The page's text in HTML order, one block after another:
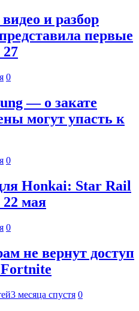
и разбор
первые
0
— о закате
могут упасть к
0
Honkai: Star Rail
мая
0
не вернут доступ
3 месяца спустя 0